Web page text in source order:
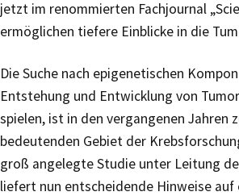
jetzt im renommierten Fachjournal
ermöglichen tiefere Einblicke in die
Die Suche nach epigenetischen
Entstehung und Entwicklung von
spielen, ist in den vergangenen Jahren
bedeutenden Gebiet der
groß angelegte Studie unter Leitung
liefert nun entscheidende Hinweise auf